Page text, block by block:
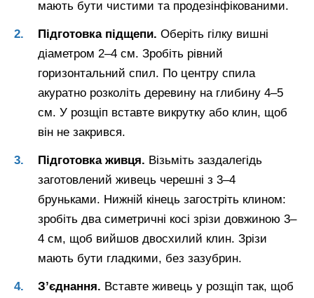
мають бути чистими та продезінфікованими.
Підготовка підщепи. Оберіть гілку вишні
діаметром 2–4 см. Зробіть рівний
горизонтальний спил. По центру спила
акуратно розколіть деревину на глибину 4–5
см. У розщіп вставте викрутку або клин, щоб
він не закрився.
Підготовка живця. Візьміть заздалегідь
заготовлений живець черешні з 3–4
бруньками. Нижній кінець загостріть клином:
зробіть два симетричні косі зрізи довжиною 3–
4 см, щоб вийшов двосхилий клин. Зрізи
мають бути гладкими, без зазубрин.
З’єднання. Вставте живець у розщіп так, щоб